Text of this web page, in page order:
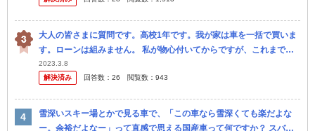
大人の皆さまに質問です。高校1年です。我が家は車を一括で買いま
す。ローンは組みません。 私が物心付いてからですが、これまで父
はアウトバック→トゥアレグ(認定中古車)→ハリアー、母はプリウス
→プリ...
2023.3.8
解決済み
回答数： 26 閲覧数： 943
雪深いスキー場とかで見る車で、「この車なら雪深くても楽だよな
ー。余裕だよなー」って直感で思える国産車って何ですか？ スバル